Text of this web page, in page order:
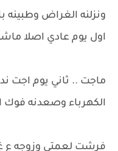
ونزلنه الغراض وطبينه
اول يوم عادي اصلا
ماجت .. ثاني يوم اجت
الكهرباء وصعدنه
فرشت لعمتي وزوجه ع